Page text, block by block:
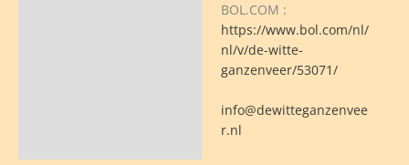
BOL.COM :
https://www.bol.com/nl/
nl/v/de-witte-
ganzenveer/53071/
info@dewitteganzenvee
r.nl